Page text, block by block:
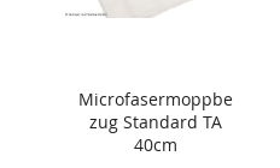
Microfasermoppbe
zug Standard TA
40cm